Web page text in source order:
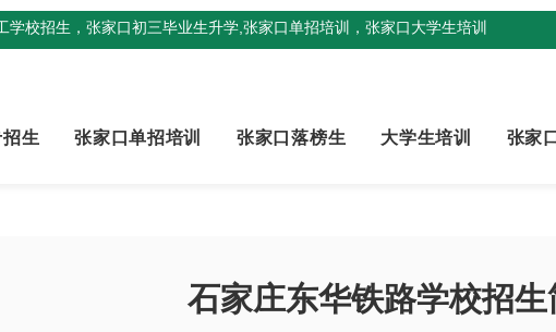
校招生，张家口初三毕业生升学,张家口单招培训，张家口大学生培训
生 张家口单招培训 张家口落榜生 大学生培训 张家
石家庄东华铁路学校招生